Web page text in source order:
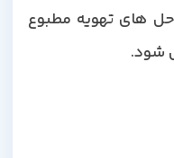
تهویه مطبوع